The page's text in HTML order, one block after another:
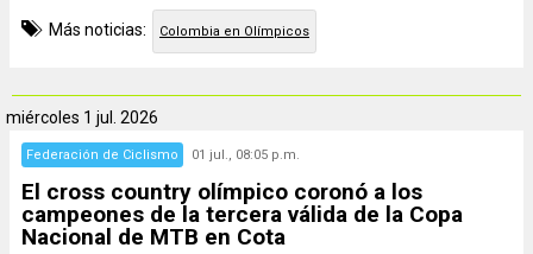
Más noticias: Colombia en Olímpicos
miércoles 1 jul. 2026
Federación de Ciclismo 01 jul., 08:05 p.m.
El cross country olímpico coronó a los
campeones de la tercera válida de la Copa
Nacional de MTB en Cota